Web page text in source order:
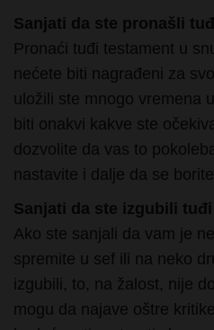
nećete biti nagrađeni za
uložili ste mnogo vremena
biti onakvi kakve ste
dozvolite da vas to
nastavite i dalje da se
Sanjati da ste izgubili
spremite u sef ili na neko
izgubili, to, na žalost, nije
mogu da najave oštre
budućnosti pretrpeti zbog
neodogovornosti.